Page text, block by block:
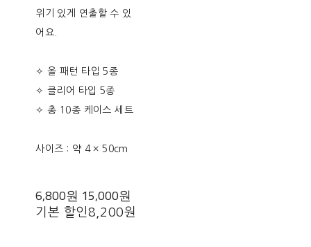
위기 있게 연출할 수 있
어요.
✧ 올 패턴 타입 5종
✧ 클리어 타입 5종
✧ 총 10종 케이스 세트
사이즈 : 약 4 × 50cm
6,800원 15,000원
기본 할인8,200원